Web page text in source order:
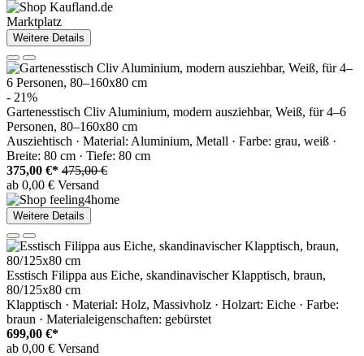
Marktplatz
Weitere Details
- 21%
Gartenesstisch Cliv Aluminium, modern ausziehbar, Weiß, für 4–6
Personen, 80–160x80 cm
Ausziehtisch · Material: Aluminium, Metall · Farbe: grau, weiß ·
Breite: 80 cm · Tiefe: 80 cm
375,00 €* 475,00 €
ab 0,00 € Versand
Weitere Details
Esstisch Filippa aus Eiche, skandinavischer Klapptisch, braun,
80/125x80 cm
Klapptisch · Material: Holz, Massivholz · Holzart: Eiche · Farbe:
braun · Materialeigenschaften: gebürstet
699,00 €*
ab 0,00 € Versand